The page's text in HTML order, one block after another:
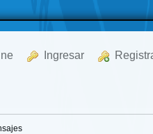
Ingresar